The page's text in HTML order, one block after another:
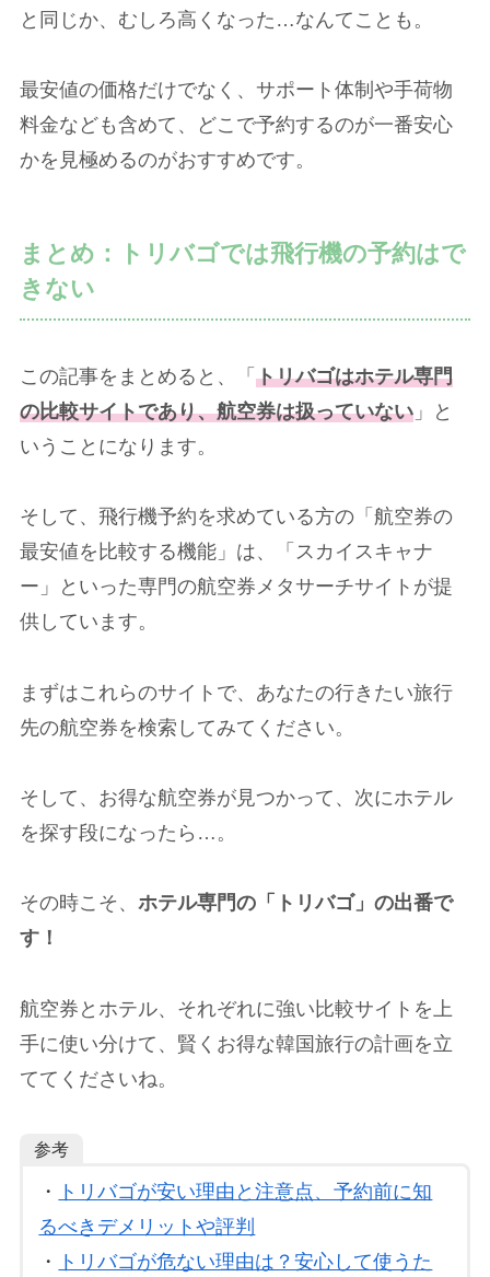
と同じか、むしろ高くなった…なんてことも。
最安値の価格だけでなく、サポート体制や手荷物
料金なども含めて、どこで予約するのが一番安心
かを見極めるのがおすすめです。
まとめ：トリバゴでは飛行機の予約はで
きない
この記事をまとめると、「 トリバゴはホテル専門
の比較サイトであり、航空券は扱っていない 」と
いうことになります。
そして、飛行機予約を求めている方の「航空券の
最安値を比較する機能」は、「スカイスキャナ
ー」といった専門の航空券メタサーチサイトが提
供しています。
まずはこれらのサイトで、あなたの行きたい旅行
先の航空券を検索してみてください。
そして、お得な航空券が見つかって、次にホテル
を探す段になったら…。
その時こそ、 ホテル専門の「トリバゴ」の出番で
す！
航空券とホテル、それぞれに強い比較サイトを上
手に使い分けて、賢くお得な韓国旅行の計画を立
ててくださいね。
参考
・
トリバゴが安い理由と注意点、予約前に知
るべきデメリットや評判
・
トリバゴが危ない理由は？安心して使うた